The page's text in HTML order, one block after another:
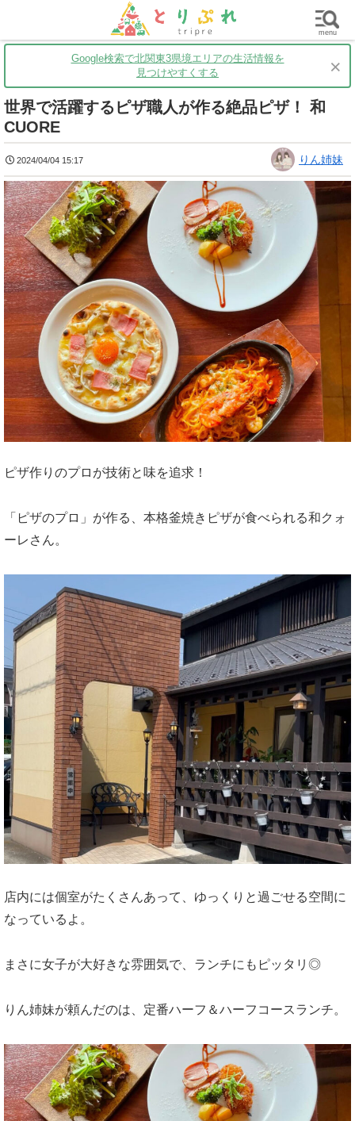
茨城 グルメ 買い物 子育て
Google検索で北関東3県境エリアの生活情報を
見つけやすくする
×
世界で活躍するピザ職人が作る絶品ピザ！ 和
CUORE
2024/04/04 15:17 りん姉妹
ピザ作りのプロが技術と味を追求！
「ピザのプロ」が作る、本格釜焼きピザが食べられる和クォ
ーレさん。
店内には個室がたくさんあって、ゆっくりと過ごせる空間に
なっているよ。
まさに女子が大好きな雰囲気で、ランチにもピッタリ◎
りん姉妹が頼んだのは、定番ハーフ＆ハーフコースランチ。
menu